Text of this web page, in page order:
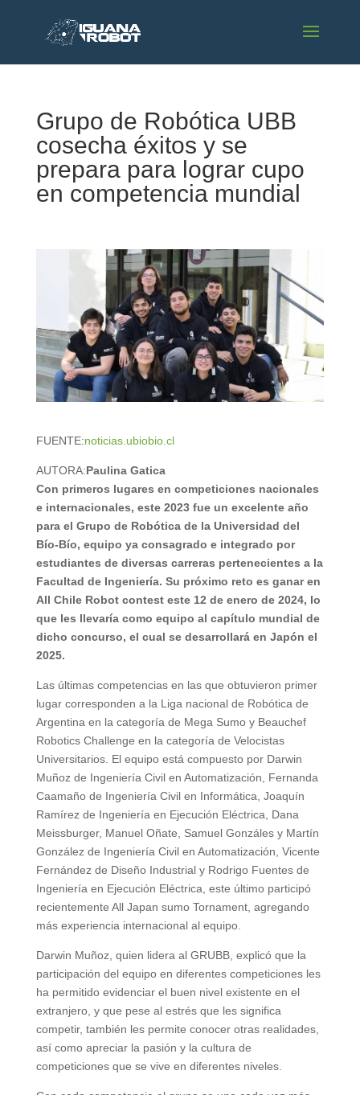
Grupo de Robótica UBB
cosecha éxitos y se
prepara para lograr cupo
en competencia mundial
FUENTE:noticias.ubiobio.cl
AUTORA:Paulina Gatica
Con primeros lugares en competiciones nacionales
e internacionales, este 2023 fue un excelente año
para el Grupo de Robótica de la Universidad del
Bío-Bío, equipo ya consagrado e integrado por
estudiantes de diversas carreras pertenecientes a la
Facultad de Ingeniería. Su próximo reto es ganar en
All Chile Robot contest este 12 de enero de 2024, lo
que les llevaría como equipo al capítulo mundial de
dicho concurso, el cual se desarrollará en Japón el
2025.
Las últimas competencias en las que obtuvieron primer
lugar corresponden a la Liga nacional de Robótica de
Argentina en la categoría de Mega Sumo y Beauchef
Robotics Challenge en la categoría de Velocistas
Universitarios. El equipo está compuesto por Darwin
Muñoz de Ingeniería Civil en Automatización, Fernanda
Caamaño de Ingeniería Civil en Informática, Joaquín
Ramírez de Ingeniería en Ejecución Eléctrica, Dana
Meissburger, Manuel Oñate, Samuel Gonzáles y Martín
González de Ingeniería Civil en Automatización, Vicente
Fernández de Diseño Industrial y Rodrigo Fuentes de
Ingeniería en Ejecución Eléctrica, este último participó
recientemente All Japan sumo Tornament, agregando
más experiencia internacional al equipo.
Darwin Muñoz, quien lidera al GRUBB, explicó que la
participación del equipo en diferentes competiciones les
ha permitido evidenciar el buen nivel existente en el
extranjero, y que pese al estrés que les significa
competir, también les permite conocer otras realidades,
así como apreciar la pasión y la cultura de
competiciones que se vive en diferentes niveles.